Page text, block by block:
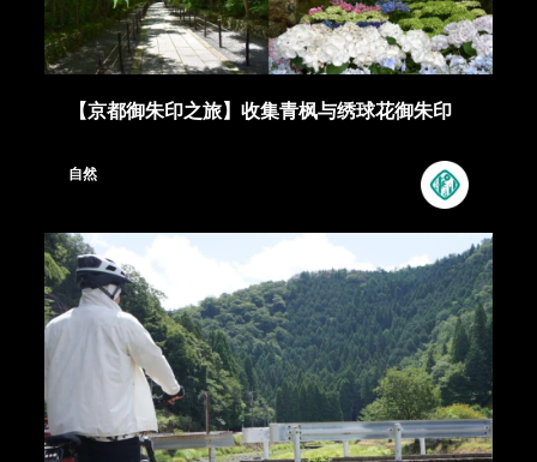
【京都御朱印之旅】收集青枫与绣球花御朱印
自然